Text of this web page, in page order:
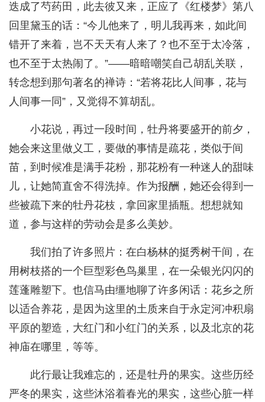
迭成了芍药田，此去彼又来，正应了《红楼梦》第八
回里黛玉的话：“今儿他来了，明儿我再来，如此间
错开了来着，岂不天天有人来了？也不至于太冷落，
也不至于太热闹了。”——暗暗嘲笑自己胡乱关联，
转念想到那句著名的禅诗：“若将花比人间事，花与
人间事一同”，又觉得不算胡乱。
小花说，再过一段时间，牡丹将要盛开的前夕，
她会来这里做义工，要做的事情是疏花，类似于间
苗，到时候准是满手花粉，那花粉有一种迷人的甜味
儿，让她简直舍不得洗掉。作为报酬，她还会得到一
些被疏下来的牡丹花枝，拿回家里插瓶。想想就知
道，参与这样的劳动会是多么美妙。
我们拍了许多照片：在白杨林的挺秀树干间，在
用树枝搭的一个巨型彩色鸟巢里，在一朵银光闪闪的
莲蓬雕塑下。也信马由缰地聊了许多闲话：花乡之所
以适合养花，是因为这里的土质来自于永定河冲积扇
平原的塑造，大红门和小红门的关系，以及北京的花
神庙在哪里，等等。
此行最让我难忘的，还是牡丹的果实。这些历经
严冬的果实，这些沐浴着春光的果实，这些心脏一样